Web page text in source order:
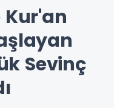
Kur'an
Sevinç